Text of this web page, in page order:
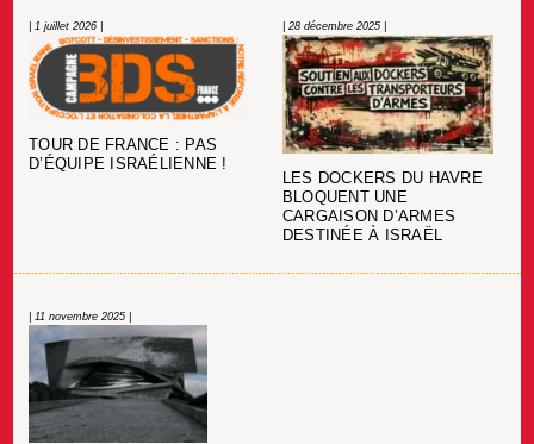
| 1 juillet 2026 |
TOUR DE FRANCE : PAS
D’ÉQUIPE ISRAÉLIENNE !
| 28 décembre 2025 |
LES DOCKERS DU HAVRE
BLOQUENT UNE
CARGAISON D’ARMES
DESTINÉE À ISRAËL
| 11 novembre 2025 |